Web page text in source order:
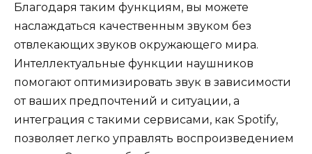
Благодаря таким функциям, вы можете
наслаждаться качественным звуком без
отвлекающих звуков окружающего мира.
Интеллектуальные функции наушников
помогают оптимизировать звук в зависимости
от ваших предпочтений и ситуации, а
интеграция с такими сервисами, как Spotify,
позволяет легко управлять воспроизведением